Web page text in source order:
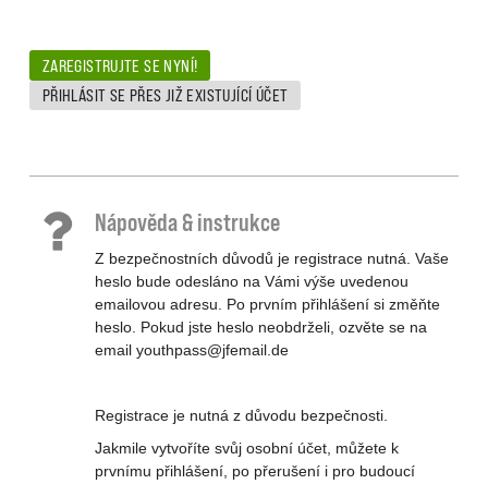
ZAREGISTRUJTE SE NYNÍ!
PŘIHLÁSIT SE PŘES JIŽ EXISTUJÍCÍ ÚČET
Nápověda & instrukce
Z bezpečnostních důvodů je registrace nutná. Vaše
heslo bude odesláno na Vámi výše uvedenou
emailovou adresu. Po prvním přihlášení si změňte
heslo. Pokud jste heslo neobdrželi, ozvěte se na
email youthpass@jfemail.de
Registrace je nutná z důvodu bezpečnosti.
Jakmile vytvoříte svůj osobní účet, můžete k
prvnímu přihlášení, po přerušení i pro budoucí